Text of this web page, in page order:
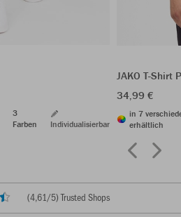
3
Farben
Individualisierbar
JAKO T-Shirt
34,99 €
in 7
erhältlich
(4,61/5) Trusted Shops